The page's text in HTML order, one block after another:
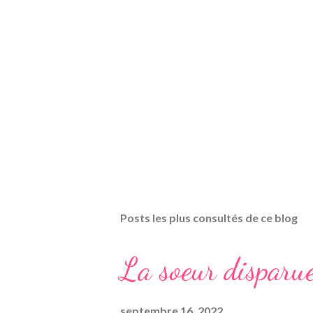
Posts les plus consultés de ce blog
La soeur